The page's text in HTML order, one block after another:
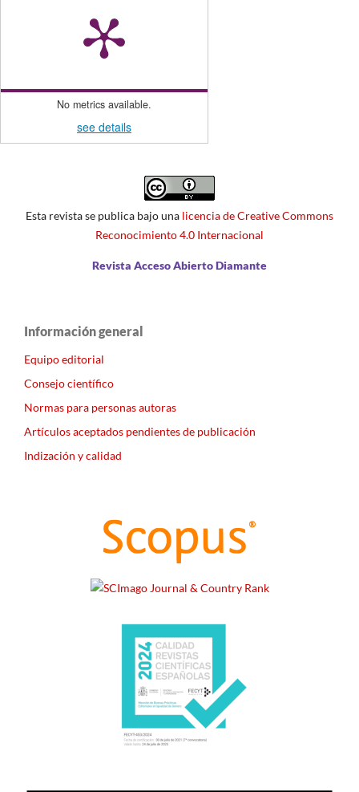
No metrics available.
see details
Esta revista se publica bajo una licencia de Creative Commons
Reconocimiento 4.0 Internacional
Revista Acceso Abierto Diamante
Información general
Equipo editorial
Consejo científico
Normas para personas autoras
Artículos aceptados pendientes de publicación
Indización y calidad